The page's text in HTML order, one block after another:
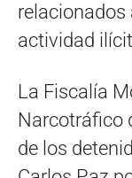
relacionados
actividad
La Fiscalía
Narcotráfico
de los